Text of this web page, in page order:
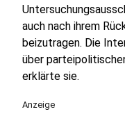
auch nach ihrem
beizutragen. Die
über
erklärte sie.
Anzeige